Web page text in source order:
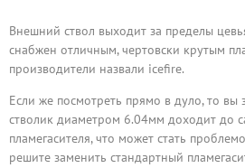
Внешний ствол выходит за пределы
снабжен отличным, чертовски крутым
производители назвали icefire.
Если же посмотреть прямо в дуло, то вы
стволик диаметром 6.04мм доходит до
пламегасителя, что может стать
решите заменить стандартный